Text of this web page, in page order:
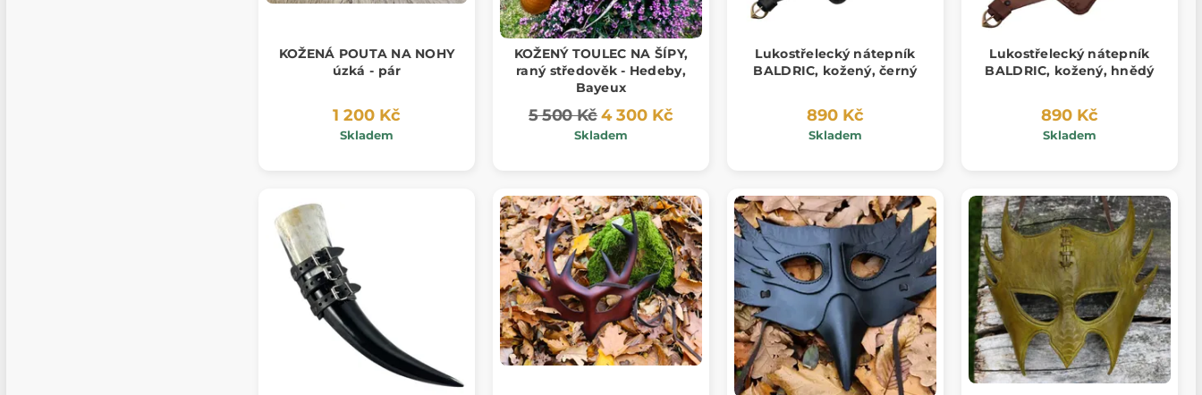
KOŽENÁ POUTA NA NOHY
úzká - pár
1 200 Kč
Skladem
KOŽENÝ TOULEC NA ŠÍPY,
raný středověk - Hedeby,
Bayeux
5 500 Kč4 300 Kč
Skladem
Lukostřelecký nátepník
BALDRIC, kožený, černý
890 Kč
Skladem
Lukostřelecký nátepník
BALDRIC, kožený, hnědý
890 Kč
Skladem